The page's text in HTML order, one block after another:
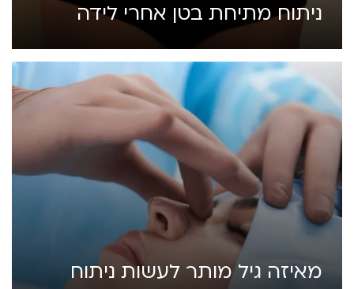
ניתוח מתיחת בטן אחרי לידה
מאיזה גיל מותר לעשות ניתוח